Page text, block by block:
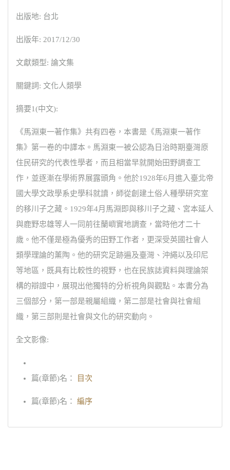
出版地: 台北
出版年: 2017/12/30
文獻類型: 論文集
關鍵詞: 文化人類學
摘要1(中文):
《馬淵東一著作集》共有四卷，本書是《馬淵東一著作
集》第一卷的中譯本。馬淵東一被公認為日治時期臺灣原
住民研究的代表性學者，而且相當早就開始田野調查工
作，並逐漸在學術界展露頭角。他於1928年6月進入臺北帝
國大學文政學系史學科就讀，師從創建土俗人種學研究室
的移川子之藏。1929年4月馬淵即與移川子之藏、宮本延人
與鹿野忠雄等人一同前往蘭嶼實地調查，當時他才二十
歲。他不僅是極為優秀的田野工作者，更深受英國社會人
類學理論的薰陶。他的研究足跡遍及臺灣、沖繩以及印尼
等地區，既具有比較性的視野，也在民族誌資料與理論架
構的辯證中，展現出他獨特的分析視角與觀點。本書分為
三個部分，第一部是親屬組織，第二部是社會與社會組
織，第三部則是社會與文化的研究動向。
全文影像:
篇(章節)名： 目次
篇(章節)名： 編序